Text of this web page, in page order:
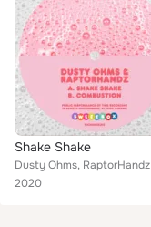
Shake Shake
Dusty Ohms, RaptorHandz
2020